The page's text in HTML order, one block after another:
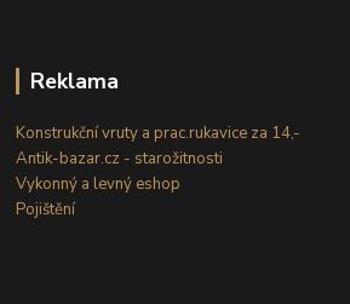
Reklama
Konstrukční vruty a prac.rukavice za 14,-
Antik-bazar.cz - starožitnosti
Vykonný a levný eshop
Pojištění